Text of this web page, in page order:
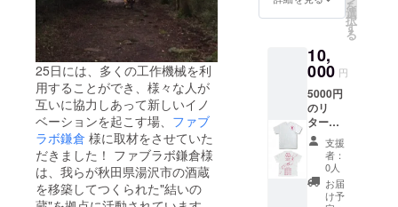
25日には、多くの工作機械を利
用することができ、様々な人が
互いに協力しあって新しいイノ
ベーションを起こす場、 ファブ
ラボ鎌倉 様に取材をさせていた
だきました！ ファブラボ鎌倉様
は、我らが秋田県湯沢市の酒蔵
を移築してつくられた"結いの
約30枚、もう30
枚は湯沢・横手
予定です。 ・ま
なび報告書 ※動
画やテキスト、
画像などデジタ
ルデータでお送
り致します。
を
選
択
す
る
10,
000 円
5000円
のリ
ターン
品に加
え、 ・
オリジ
ナルT
シャツ
支援
者：
0人
お届
け予